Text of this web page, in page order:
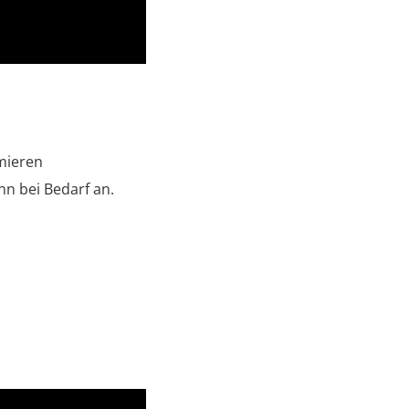
bei Bedarf an.